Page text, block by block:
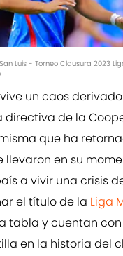
Luis - Torneo Clausura 2023
un caos
directiva de la
que ha
llevaron en su
a vivir una crisis
el título de la Liga
tabla y cuentan
en la historia del